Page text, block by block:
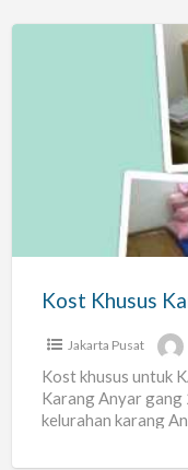
Jakarta Pusat
Kost khusus untuk
Karang Anyar gang
kelurahan karang